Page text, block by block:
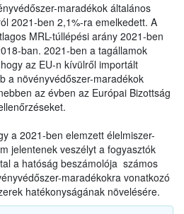
maradékok általános
2021-ben 2,1%-ra emelkedett. A
MRL-túllépési arány 2021-ben
ban. 2021-ben a tagállamok
az EU-n kívülről importált
a növényvédőszer-maradékok
az évben az Európai Bizottság
a 2021-ben elemzett élelmiszer-
jelentenek veszélyt a fogyasztók
a hatóság beszámolója számos
maradékokra vonatkozó
hatékonyságának növelésére.